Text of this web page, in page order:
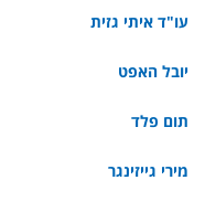
עו"ד איתי גזית
יובל האפט
תום פלד
מירי גייזינגר